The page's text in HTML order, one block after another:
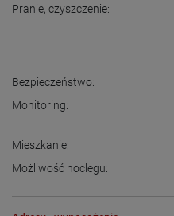
Pranie, czyszczenie:
Bezpieczeństwo:
Monitoring:
Mieszkanie:
Możliwość noclegu: